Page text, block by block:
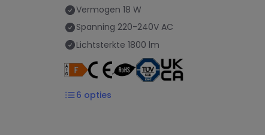
Vermogen 18 W
Spanning 220-240V AC
Lichtsterkte 1800 lm
6 opties